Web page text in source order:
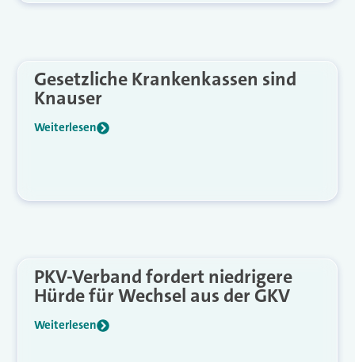
Gesetzliche Krankenkassen sind
Knauser
Weiterlesen
PKV-Verband fordert niedrigere
Hürde für Wechsel aus der GKV
Weiterlesen